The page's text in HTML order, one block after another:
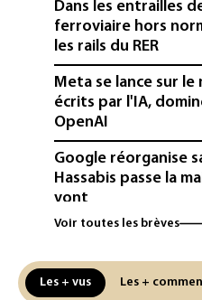
Dans les entrailles
ferroviaire hors
les rails du RER
Meta se lance sur le
écrits par l'IA,
OpenAI
Google réorganise
Hassabis passe la
vont
Colombie: un bébé
meurt malgré les
Voir toutes les brèves
Les + vus Les +